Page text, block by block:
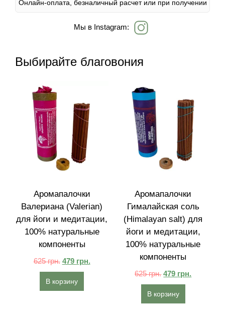
Онлайн-оплата, безналичный расчет или при получении
Мы в Instagram:
Выбирайте благовония
Аромапалочки
Валериана (Valerian)
для йоги и медитации,
100% натуральные
компоненты
625грн. 479 грн.
В корзину
Аромапалочки
Гималайская соль
(Himalayan salt) для
йоги и медитации,
100% натуральные
компоненты
625грн. 479 грн.
В корзину